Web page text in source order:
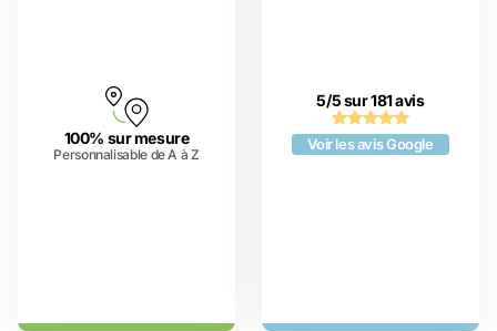
100% sur mesure
Personnalisable de A à Z
5/5 sur 181 avis
Voir les avis Google